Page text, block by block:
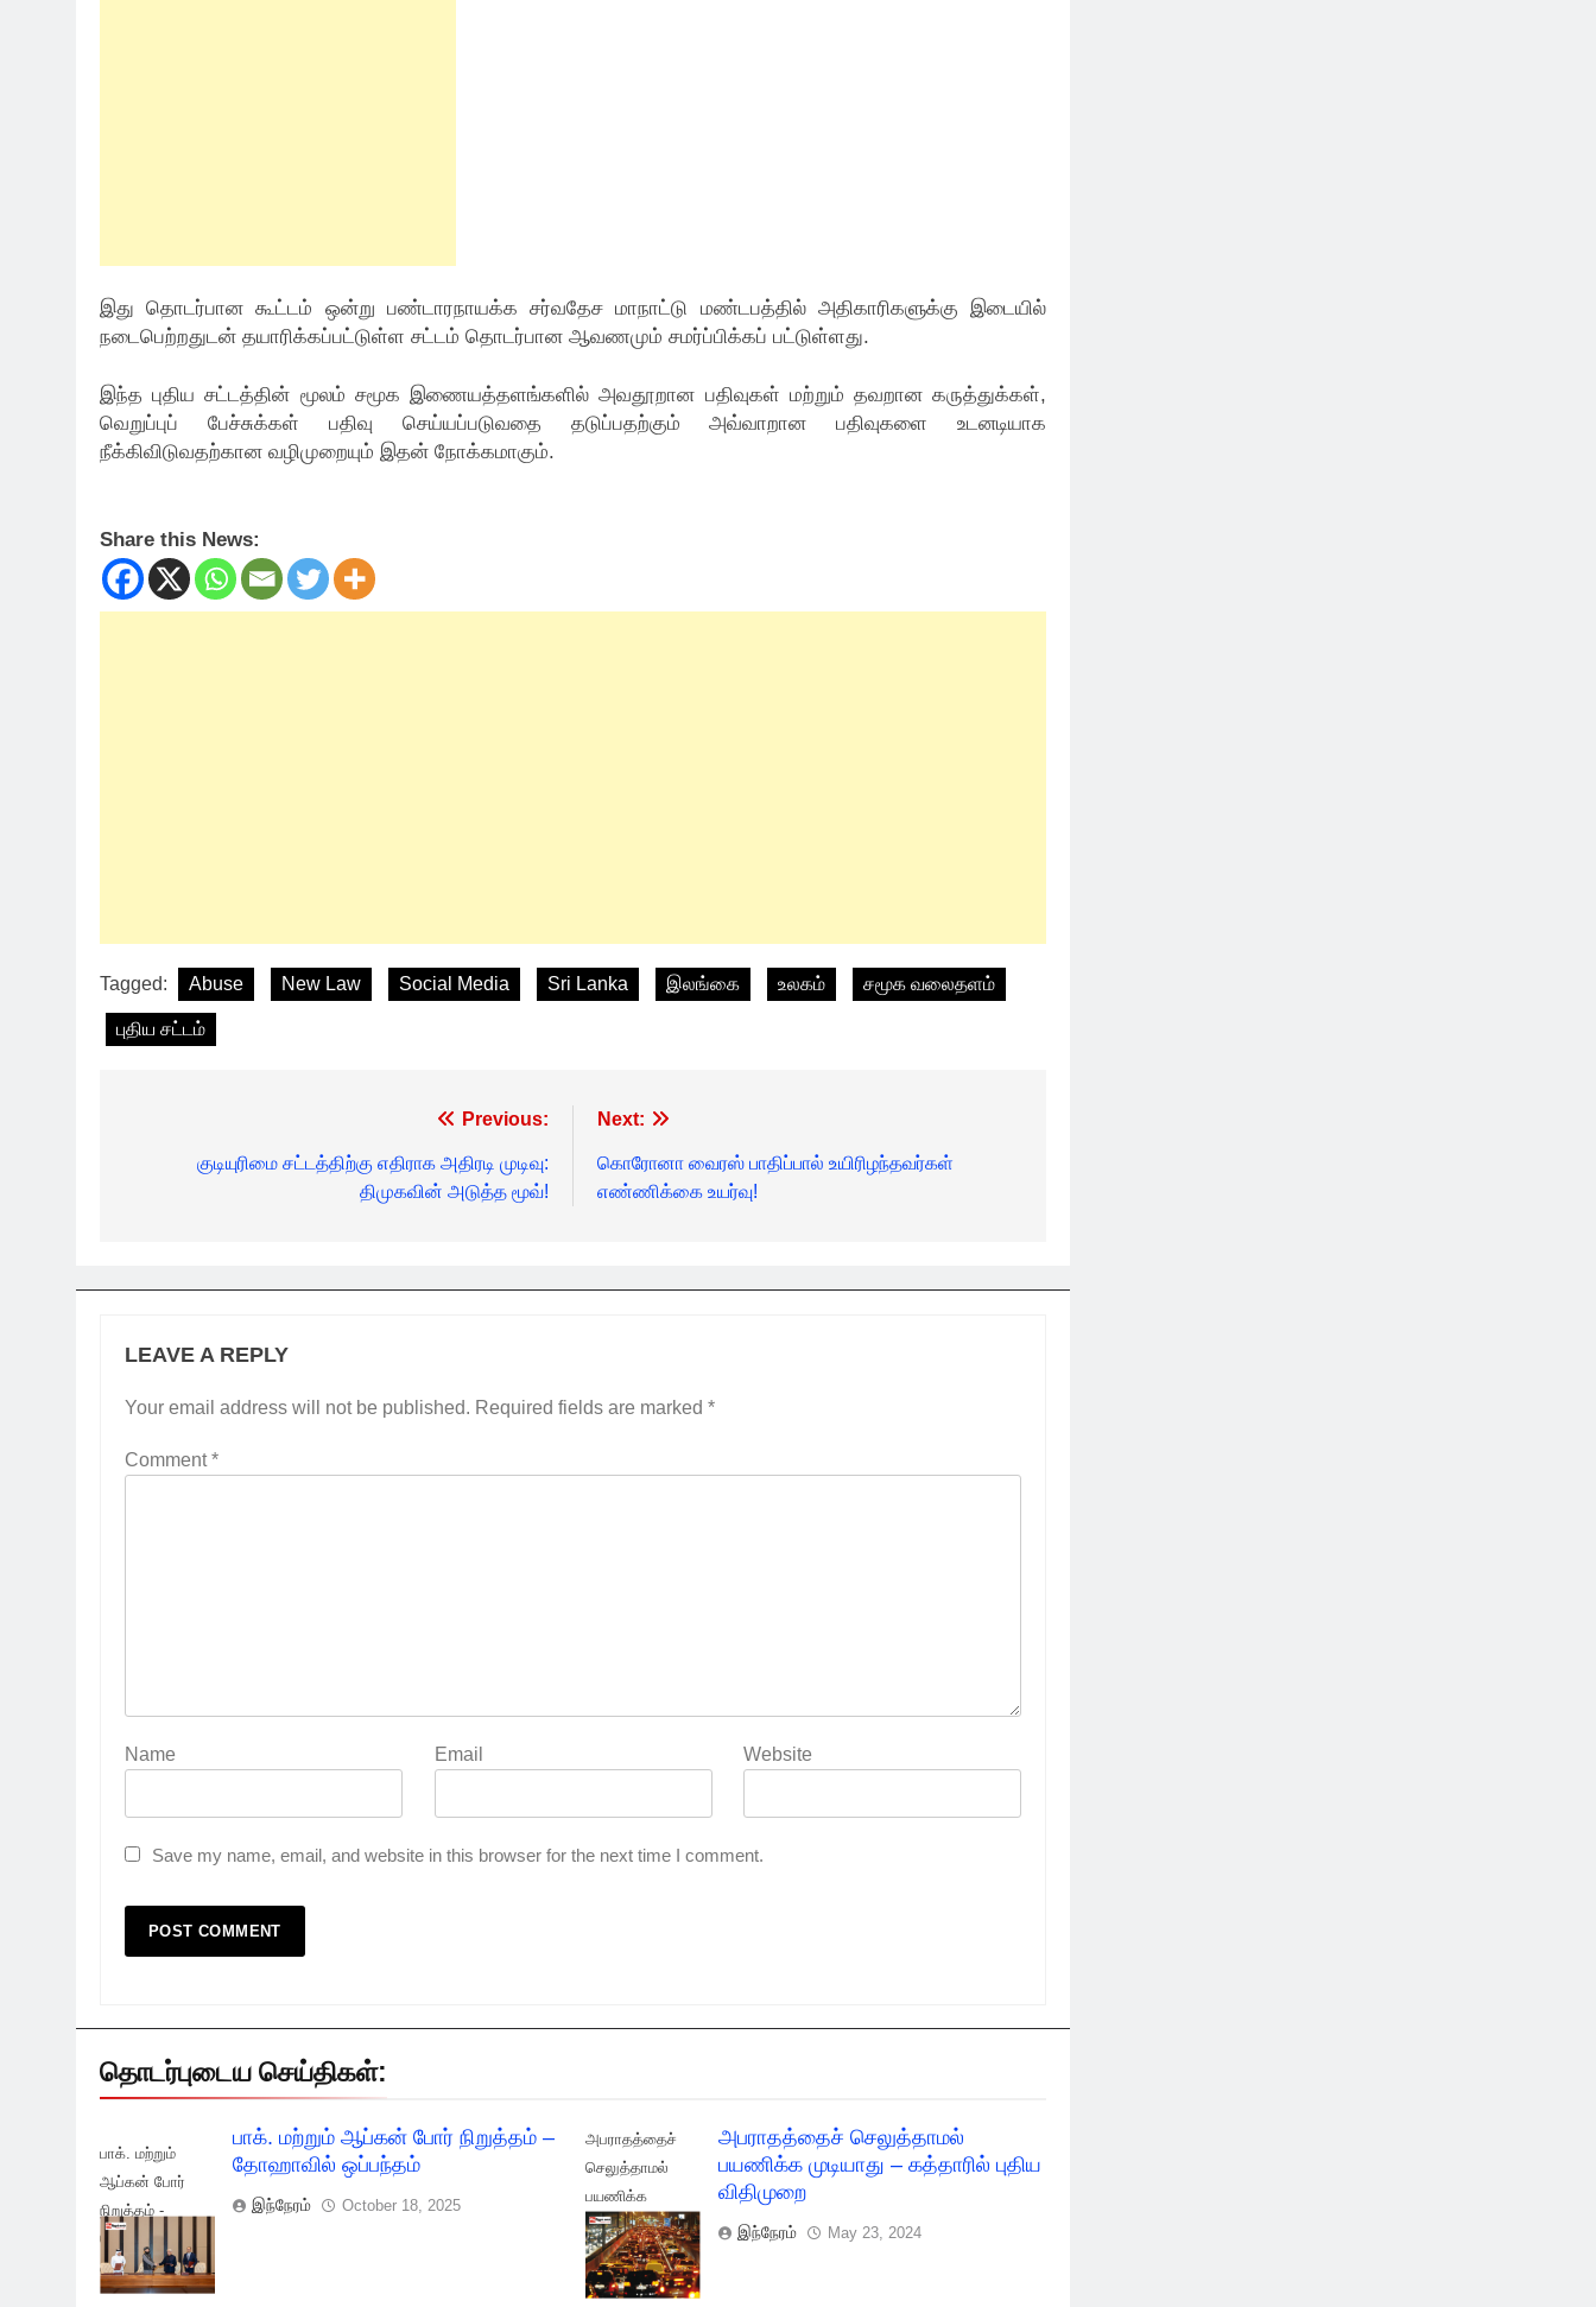
இது தொடர்பான கூட்டம் ஒன்று பண்டாரநாயக்க சர்வதேச மாநாட்டு மண்டபத்தில் அதிகாரிகளுக்கு இடையில்
நடைபெற்றதுடன் தயாரிக்கப்பட்டுள்ள சட்டம் தொடர்பான ஆவணமும் சமர்ப்பிக்கப் பட்டுள்ளது.
இந்த புதிய சட்டத்தின் மூலம் சமூக இணையத்தளங்களில் அவதூறான பதிவுகள் மற்றும் தவறான கருத்துக்கள்,
வெறுப்புப் பேச்சுக்கள் பதிவு செய்யப்படுவதை தடுப்பதற்கும் அவ்வாறான பதிவுகளை உடனடியாக
நீக்கிவிடுவதற்கான வழிமுறையும் இதன் நோக்கமாகும்.
Share this News:
Tagged: Abuse New Law Social Media Sri Lanka இலங்கை உலகம் சமூக வலைதளம்
புதிய சட்டம்
navigation
Previous:
குடியுரிமை சட்டத்திற்கு எதிராக அதிரடி முடிவு:
திமுகவின் அடுத்த மூவ்!
Next:
கொரோனா வைரஸ் பாதிப்பால் உயிரிழந்தவர்கள்
எண்ணிக்கை உயர்வு!
LEAVE A REPLY
Your email address will not be published. Required fields are marked *
Comment*
Name Email Website
Save my name, email, and website in this browser for the next time I comment.
தொடர்புடைய செய்திகள்:
பாக். மற்றும்
ஆப்கன் போர்
நிறுத்தம் -
தோஹாவில்
ஒப்பந்தம்
பாக். மற்றும் ஆப்கன் போர் நிறுத்தம் –
தோஹாவில் ஒப்பந்தம்
இந்நேரம் October 18, 2025
அபராதத்தைச்
செலுத்தாமல்
பயணிக்க
முடியாது -
கத்தாரில் புதிய
விதிமுறை
அபராதத்தைச் செலுத்தாமல்
பயணிக்க முடியாது – கத்தாரில் புதிய
விதிமுறை
இந்நேரம் May 23, 2024